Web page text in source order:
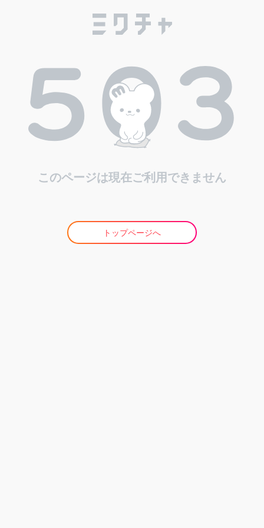
このページは現在ご利用できません